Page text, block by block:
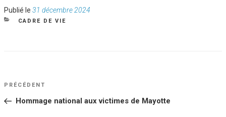
Publié le Publié
le
31 décembre 2024
CATÉGORIES
CADRE DE VIE
NAVIGATION
DE
Article
PRÉCÉDENT
Hommage national aux victimes de Mayotte